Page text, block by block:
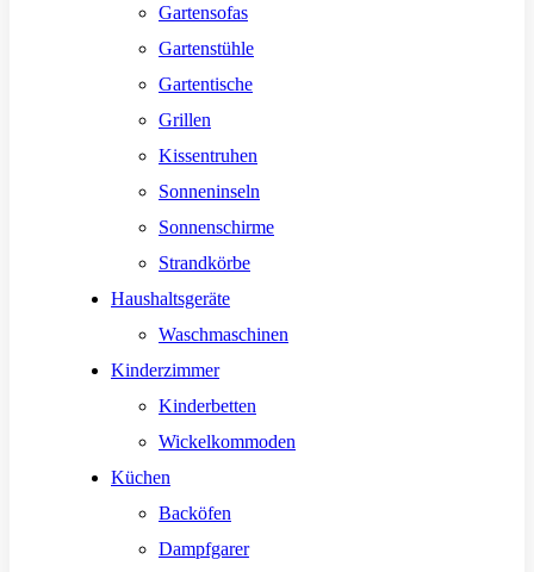
Gartensofas
Gartenstühle
Gartentische
Grillen
Kissentruhen
Sonneninseln
Sonnenschirme
Strandkörbe
Haushaltsgeräte
Waschmaschinen
Kinderzimmer
Kinderbetten
Wickelkommoden
Küchen
Backöfen
Dampfgarer